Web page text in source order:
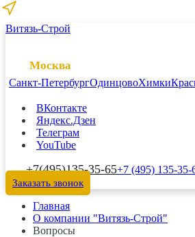
Витязь-Строй
Москва
Санкт-ПетербургОдинцовоХимки
ВКонтакте
Яндекс.Дзен
Телеграм
YouTube
+7(495)135-35-65+7 (495) 135-35-
Заказать звонок
Главная
О компании "Витязь-Строй"
Вопросы